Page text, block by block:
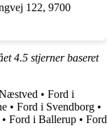
122, 9700
4.5 stjerner baseret
• Ford i
• Ford i Svendborg •
• Ford i Ballerup • Ford